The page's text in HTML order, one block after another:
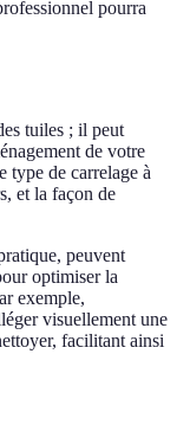
pourra
tuiles ; il peut
de votre
type de carrelage à
et la façon de
peuvent
optimiser la
exemple,
visuellement une
facilitant ainsi